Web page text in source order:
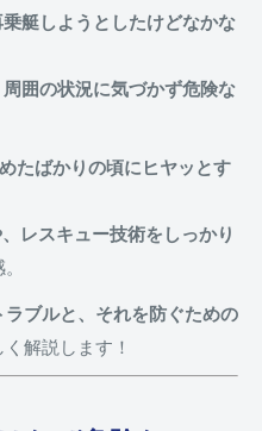
乗艇しようとしたけどなかな
周囲の状況に気づかず危険な
たばかりの頃にヒヤッとす
レスキュー技術をしっかり
ブルと、それを防ぐための
く解説します！